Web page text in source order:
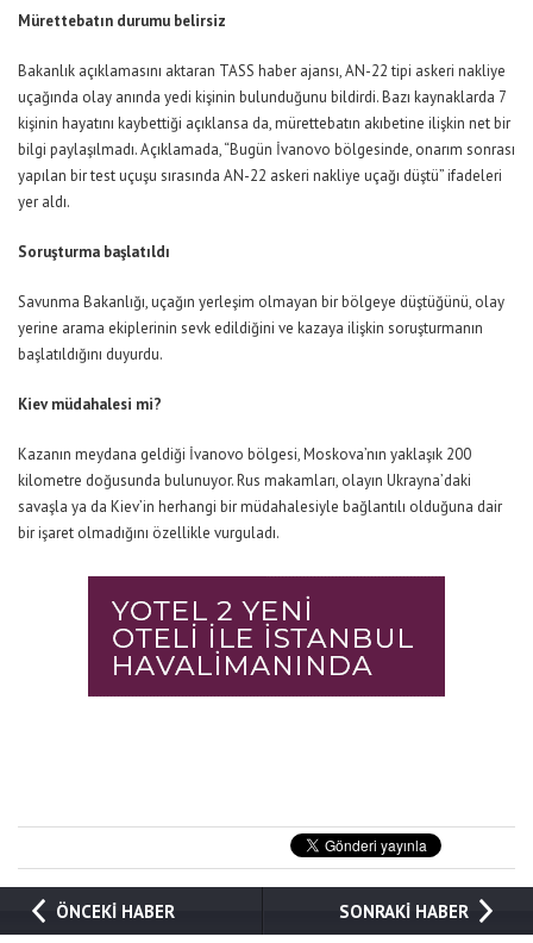
Mürettebatın durumu belirsiz
Bakanlık açıklamasını aktaran TASS haber ajansı, AN-22 tipi askeri nakliye
uçağında olay anında yedi kişinin bulunduğunu bildirdi. Bazı kaynaklarda 7
kişinin hayatını kaybettiği açıklansa da, mürettebatın akıbetine ilişkin net bir
bilgi paylaşılmadı. Açıklamada,“Bugün İvanovo bölgesinde, onarım sonrası
yapılan bir test uçuşu sırasında AN-22 askeri nakliye uçağı düştü”ifadeleri
yer aldı.
Soruşturma başlatıldı
Savunma Bakanlığı, uçağın yerleşim olmayan bir bölgeye düştüğünü, olay
yerine arama ekiplerinin sevk edildiğini ve kazaya ilişkin soruşturmanın
başlatıldığını duyurdu.
Kiev müdahalesi mi?
Kazanın meydana geldiği İvanovo bölgesi, Moskova’nın yaklaşık 200
kilometre doğusunda bulunuyor. Rus makamları, olayın Ukrayna’daki
savaşla ya da Kiev’in herhangi bir müdahalesiyle bağlantılı olduğuna dair
bir işaret olmadığını özellikle vurguladı.
ÖNCEKİ HABER SONRAKİ HABER